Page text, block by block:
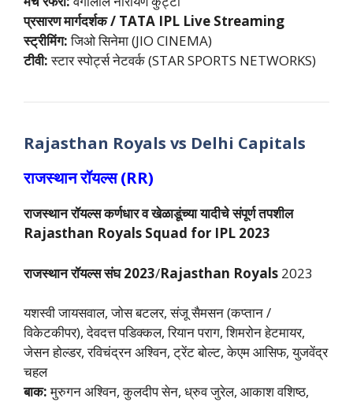
प्रसारण मार्गदर्शक / TATA IPL Live Streaming
स्ट्रीमिंग:जिओ सिनेमा (JIO CINEMA)
टीवी:स्टार स्पोर्ट्स नेटवर्क (STAR SPORTS NETWORKS)
Rajasthan Royals vs Delhi Capitals
राजस्थान रॉयल्स (RR)
राजस्थान रॉयल्स कर्णधार व खेळाडूंच्या यादीचे संपूर्ण तपशील
Rajasthan Royals Squad for IPL 2023
राजस्थान रॉयल्स संघ 2023/Rajasthan Royals 2023
यशस्वी जायसवाल, जोस बटलर, संजू सैमसन (कप्तान /
विकेटकीपर), देवदत्त पडिक्कल, रियान पराग, शिमरोन हेटमायर,
जेसन होल्डर, रविचंद्रन अश्विन, ट्रेंट बोल्ट, केएम आसिफ, युजवेंद्र
चहल
बाक:मुरुगन अश्विन, कुलदीप सेन, ध्रुव जुरेल, आकाश वशिष्ठ,